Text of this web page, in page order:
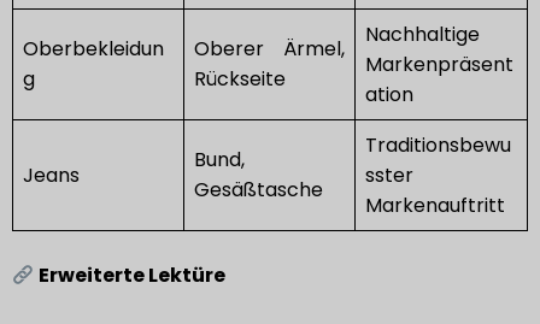
Oberbekleidun
g
Oberer Ärmel,
Rückseite
Nachhaltige
Markenpräsent
ation
Jeans
Bund,
Gesäßtasche
Traditionsbewu
sster
Markenauftritt
Erweiterte Lektüre